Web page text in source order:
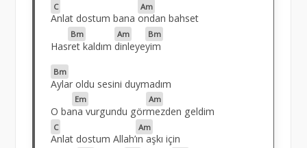
C
Anlat dostum bana
Am
ondan bahset
Has
Bm
ret kaldım
Am
dinleye
Bm
yim
Bm
Aylar oldu sesini duymadım
O ba
Em
na vurgundu gör
Am
mezden geldim
C
Anlat dostum Allah’
Am
ın aşkı için